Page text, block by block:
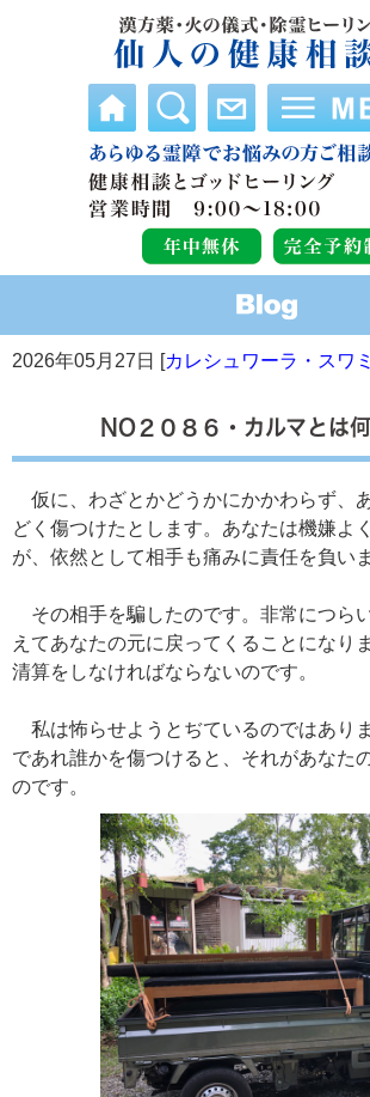
2026年05月27日 [カレシュワーラ・スワミ
NO２０８６・カルマとは
仮に、わざとかどうかにかかわらず、
どく傷つけたとします。あなたは機嫌よ
が、依然として相手も痛みに責任を負いま
その相手を騙したのです。非常につら
えてあなたの元に戻ってくることになり
清算をしなければならないのです。
私は怖らせようとぢているのではあり
であれ誰かを傷つけると、それがあなた
のです。